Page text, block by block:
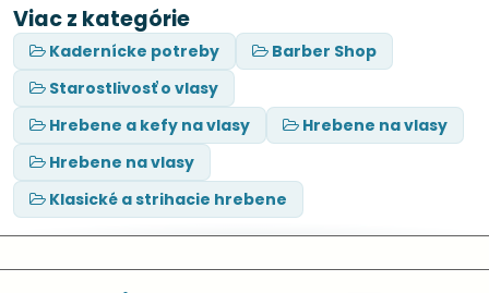
Viac z kategórie
Kadernícke potreby
Barber Shop
Starostlivosť o vlasy
Hrebene a kefy na vlasy
Hrebene na vlasy
Hrebene na vlasy
Klasické a strihacie hrebene